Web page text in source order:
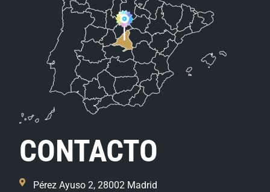
CONTACTO
Pérez Ayuso 2, 28002 Madrid